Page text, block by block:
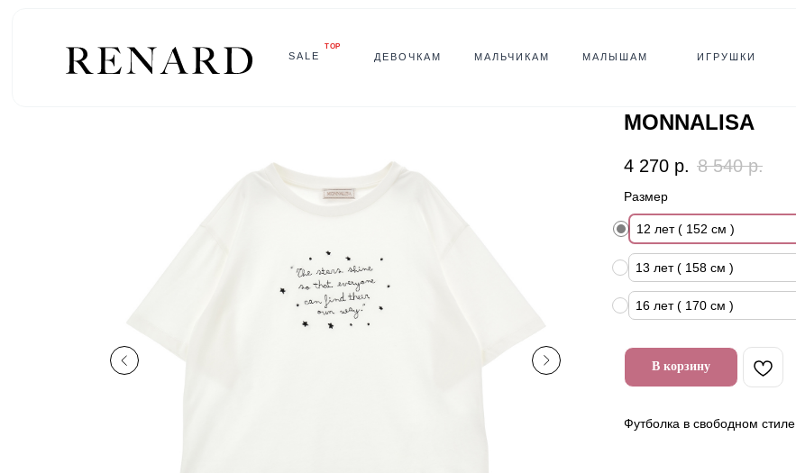
SALE
TOP
ДЕВОЧКАМ МАЛЬЧИКАМ МАЛЫШАМ ИГРУШКИ
MONNALISA
4 270 р. 8 540 р.
Размер
12 лет ( 152 см )
13 лет ( 158 см )
16 лет ( 170 см )
В корзину
Футболка в свободном стиле